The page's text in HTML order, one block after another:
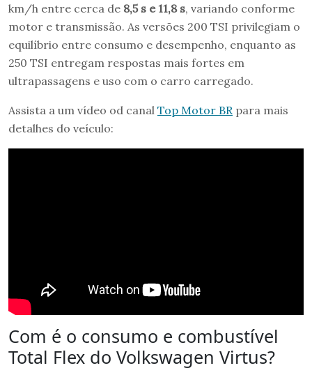
km/h entre cerca de 8,5 s e 11,8 s, variando conforme
motor e transmissão. As versões 200 TSI privilegiam o
equilíbrio entre consumo e desempenho, enquanto as
250 TSI entregam respostas mais fortes em
ultrapassagens e uso com o carro carregado.
Assista a um vídeo od canal Top Motor BR para mais
detalhes do veículo:
Com é o consumo e combustível
Total Flex do Volkswagen Virtus?